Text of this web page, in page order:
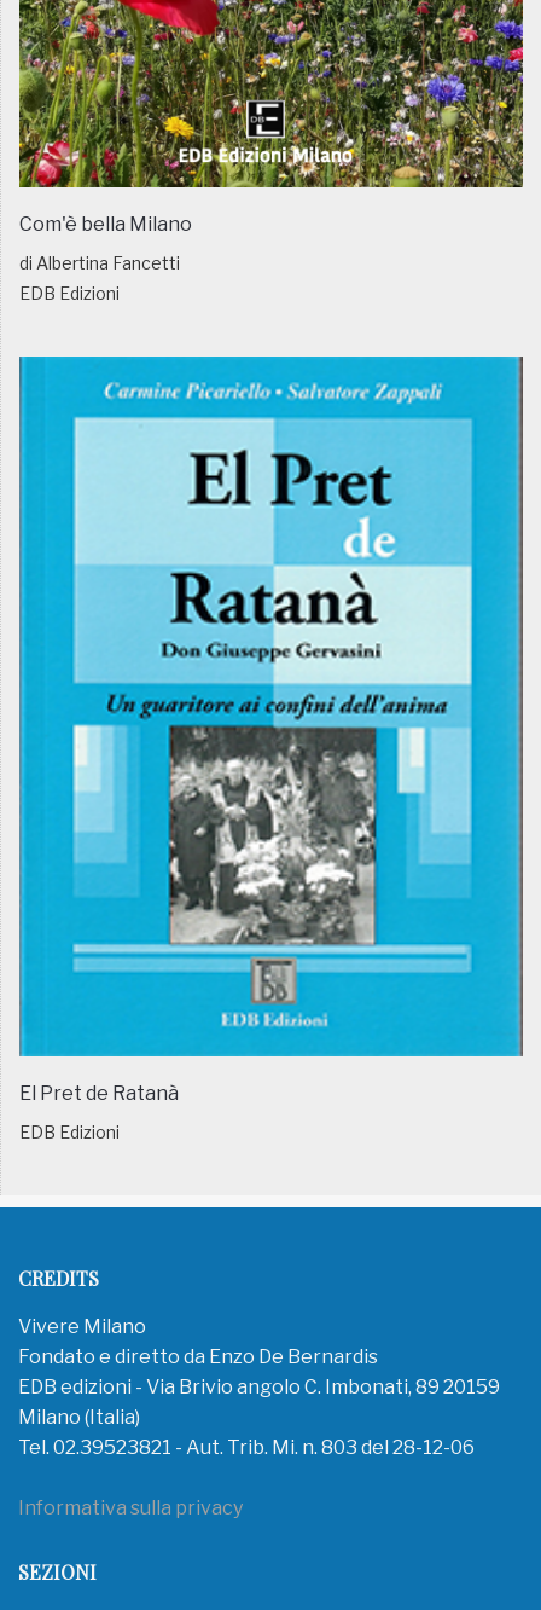
Com'è bella Milano
di Albertina Fancetti
EDB Edizioni
El Pret de Ratanà
EDB Edizioni
CREDITS
Vivere Milano
Fondato e diretto da Enzo De Bernardis
EDB edizioni - Via Brivio angolo C. Imbonati, 89 20159
Milano (Italia)
Tel. 02.39523821 - Aut. Trib. Mi. n. 803 del 28-12-06
Informativa sulla privacy
SEZIONI